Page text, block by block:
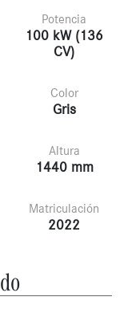
Potencia
100 kW (136
CV)
Color
Gris
Altura
1440 mm
Matriculación
2022